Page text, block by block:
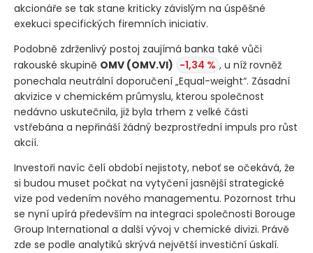
akcionáře se tak stane kriticky závislým na úspěšné
exekuci specifických firemních iniciativ.
Podobně zdrženlivý postoj zaujímá banka také vůči
rakouské skupině OMV (OMV.VI) -1,34 % , u níž rovněž
ponechala neutrální doporučení „Equal-weight“. Zásadní
akvizice v chemickém průmyslu, kterou společnost
nedávno uskutečnila, již byla trhem z velké části
vstřebána a nepřináší žádný bezprostřední impuls pro růst
akcií.
Investoři navíc čelí období nejistoty, neboť se očekává, že
si budou muset počkat na vytyčení jasnější strategické
vize pod vedením nového managementu. Pozornost trhu
se nyní upírá především na integraci společnosti Borouge
Group International a další vývoj v chemické divizi. Právě
zde se podle analytiků skrývá největší investiční úskalí.